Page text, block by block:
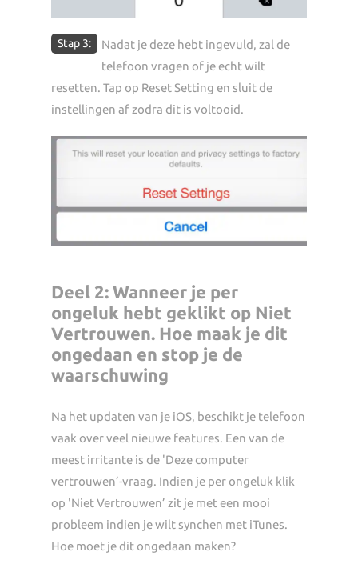
Stap 3:
Nadat je deze hebt ingevuld, zal de
telefoon vragen of je echt wilt
resetten. Tap op Reset Setting en sluit de
instellingen af zodra dit is voltooid.
Deel 2: Wanneer je per
ongeluk hebt geklikt op Niet
Vertrouwen. Hoe maak je dit
ongedaan en stop je de
waarschuwing
Na het updaten van je iOS, beschikt je telefoon
vaak over veel nieuwe features. Een van de
meest irritante is de 'Deze computer
vertrouwen’-vraag. Indien je per ongeluk klik
op 'Niet Vertrouwen’ zit je met een mooi
probleem indien je wilt synchen met iTunes.
Hoe moet je dit ongedaan maken?